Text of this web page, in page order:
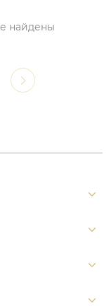
найдены